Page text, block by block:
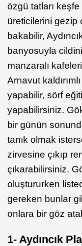
özgü tatları keşfe
üreticilerini gezip
bakabilir,
banyosuyla
manzaralı
Arnavut
yapabilir, sörf
yapabilirsiniz.
bir günün
tanık olmak
zirvesine çıkıp
çıkarabilirsiniz.
oluştururken
gereken bunlar
onlara bir göz
1- Aydıncık